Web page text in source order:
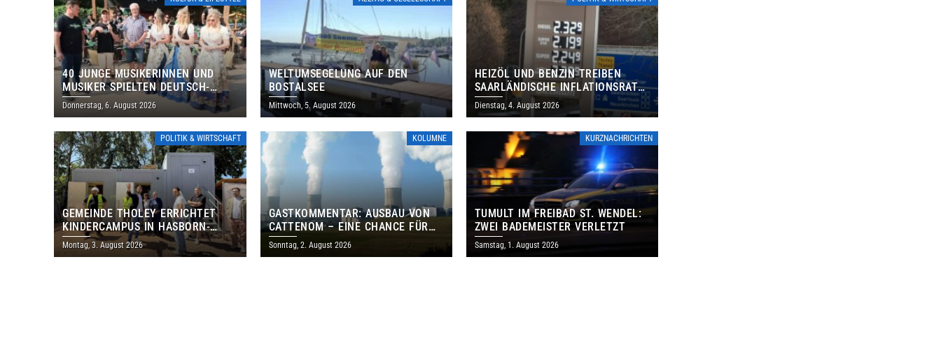
40 JUNGE MUSIKERINNEN UND
MUSIKER SPIELTEN DEUTSCH-
BRASILIANISCHES PROGRAMM IN
THOLEY
Donnerstag, 6. August 2026
WELTUMSEGELUNG AUF DEN
BOSTALSEE
Mittwoch, 5. August 2026
HEIZÖL UND BENZIN TREIBEN
SAARLÄNDISCHE INFLATIONSRATE
IM JULI AUF 3,2 PROZENT
Dienstag, 4. August 2026
POLITIK & WIRTSCHAFT
GEMEINDE THOLEY ERRICHTET
KINDERCAMPUS IN HASBORN-
DAUTWEILER FÜR RUND 8,5 BIS 9
MILLIONEN EURO
Montag, 3. August 2026
KOLUMNE
GASTKOMMENTAR: AUSBAU VON
CATTENOM – EINE CHANCE FÜR
LOTHRINGEN UND DAS SAARLAND
Sonntag, 2. August 2026
KURZNACHRICHTEN
TUMULT IM FREIBAD ST. WENDEL:
ZWEI BADEMEISTER VERLETZT
Samstag, 1. August 2026